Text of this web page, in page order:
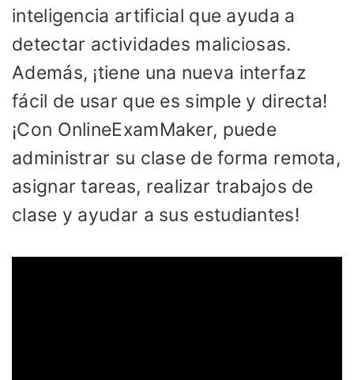
inteligencia artificial que ayuda a
detectar actividades maliciosas.
Además, ¡tiene una nueva interfaz
fácil de usar que es simple y directa!
¡Con OnlineExamMaker, puede
administrar su clase de forma remota,
asignar tareas, realizar trabajos de
clase y ayudar a sus estudiantes!